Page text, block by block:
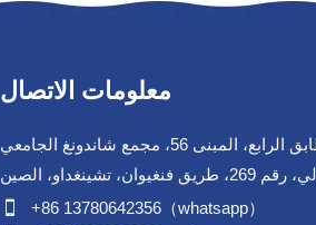
معلومات الاتصال
الطابق الرابع، المبنى 56، مجمع شاندونغ الجامعي
تشينغداو، الصين
 +86 13780642356（whatsapp）